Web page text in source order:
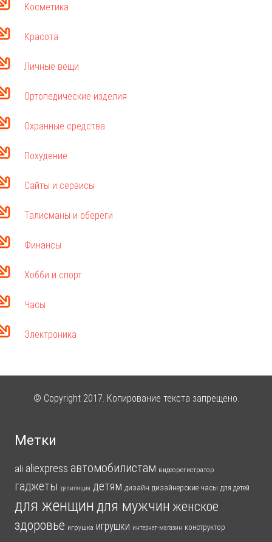
Косметика
Красота
Личные вещи
Ортопедические изделия
Охранные средства
Похудение
Сайты и сервисы
Талисманы и обереги
Финансы
Хобби и спорт
Часы
Электроника
© Copyright 2017. Копирование текста запрещено.
Метки
ali aliexpress автомобилистам видеорегистратор
гаджеты депиляция детям дизайн дизайнерские часы для детей
для женщин для мужчин женское
здоровье игрушка игрушки интернет-магазин конструктор